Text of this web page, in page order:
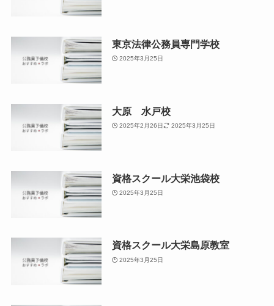
東京法律公務員専門学校
2025年3月25日
大原 水戸校
2025年2月26日 2025年3月25日
資格スクール大栄池袋校
2025年3月25日
資格スクール大栄島原教室
2025年3月25日